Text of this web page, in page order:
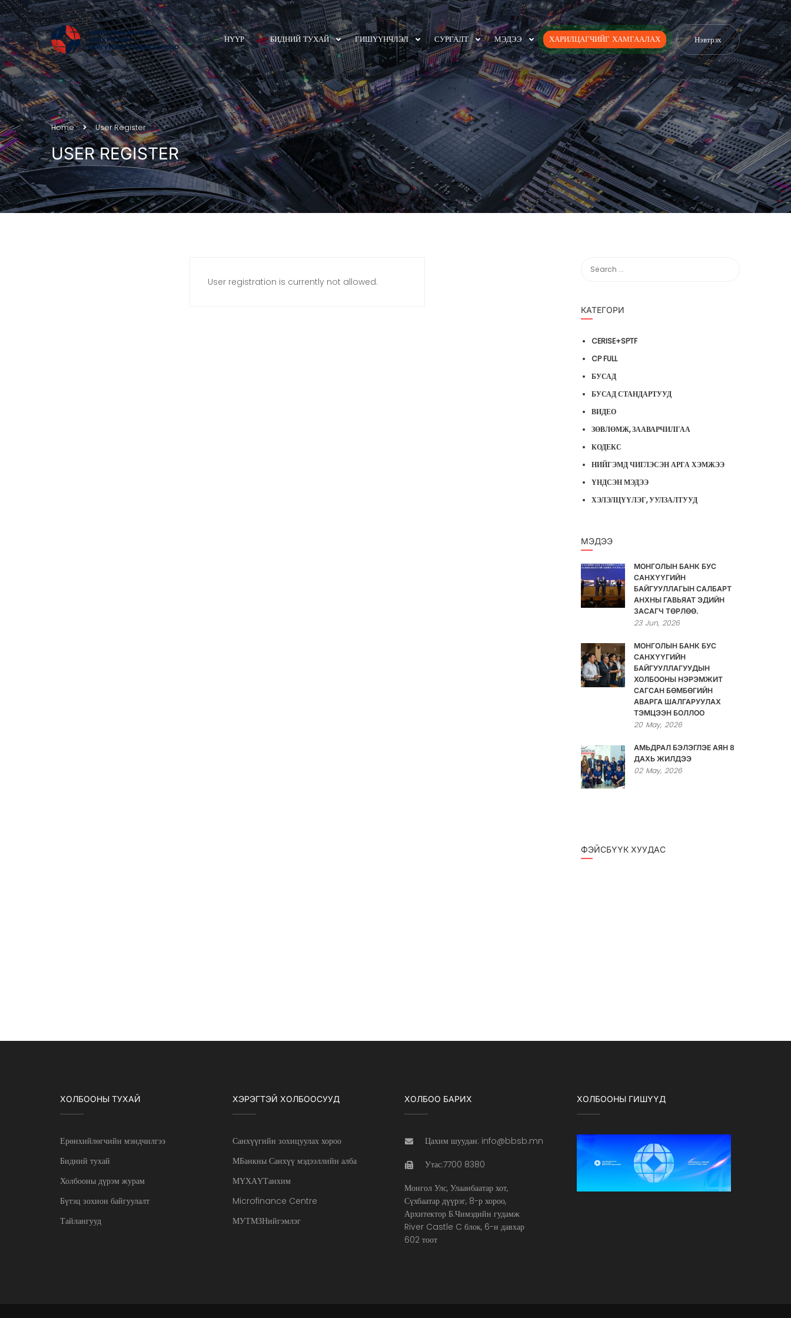
НҮҮР БИДНИЙ ТУХАЙ ГИШҮҮНЧЛЭЛ СУРГАЛТ МЭДЭЭ ХАРИЛЦАГЧИЙГ ХАМГААЛАХ Нэвтрэх
Home User Register
USER REGISTER
User registration is currently not allowed.
КАТЕГОРИ
CERISE+SPTF
CP FULL
БУСАД
БУСАД СТАНДАРТУУД
ВИДЕО
ЗӨВЛӨМЖ, ЗААВАРЧИЛГАА
КОДЕКС
НИЙГЭМД ЧИГЛЭСЭН АРГА ХЭМЖЭЭ
ҮНДСЭН МЭДЭЭ
ХЭЛЭЛЦҮҮЛЭГ, УУЛЗАЛТУУД
МЭДЭЭ
МОНГОЛЫН БАНК БУС
САНХҮҮГИЙН
БАЙГУУЛЛАГЫН САЛБАРТ
АНХНЫ ГАВЬЯАТ ЭДИЙН
ЗАСАГЧ ТӨРЛӨӨ.
23 Jun, 2026
МОНГОЛЫН БАНК БУС
САНХҮҮГИЙН
БАЙГУУЛЛАГУУДЫН
ХОЛБООНЫ НЭРЭМЖИТ
САГСАН БӨМБӨГИЙН
АВАРГА ШАЛГАРУУЛАХ
ТЭМЦЭЭН БОЛЛОО
20 May, 2026
АМЬДРАЛ БЭЛЭГЛЭЕ АЯН 8
ДАХЬ ЖИЛДЭЭ
02 May, 2026
ФЭЙСБҮҮК ХУУДАС
ХОЛБООНЫ ТУХАЙ
Ерөнхийлөгчийн мэндчилгээ
Бидний тухай
Холбооны дүрэм журам
Бүтэц зохион байгуулалт
Тайлангууд
ХЭРЭГТЭЙ ХОЛБООСУУД
Санхүүгийн зохицуулах хороо
МБанкны Санхүү мэдээллийн алба
МҮХАҮТанхим
Microfinance Centre
МУТМЗНийгэмлэг
ХОЛБОО БАРИХ
Цахим шуудан: info@bbsb.mn
Утас:7700 8380
Монгол Улс, Улаанбаатар хот,
Сүхбаатар дүүрэг, 8-р хороо,
Архитектор Б.Чимэдийн гудамж
River Castle C блок, 6-н давхар
602 тоот
ХОЛБООНЫ ГИШҮҮД